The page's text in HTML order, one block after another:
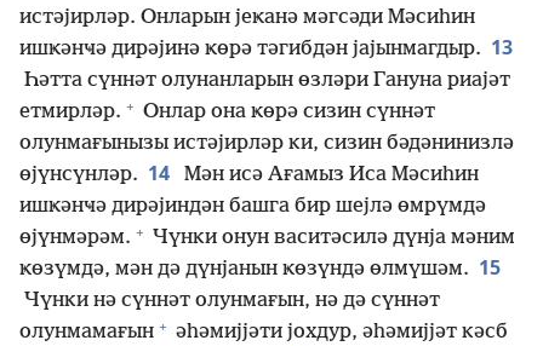
истәјирләр. Онларын јеҝанә мәгсәди Мәсиһин
ишҝәнҹә дирәјинә ҝөрә тәгибдән јајынмагдыр. 13
Һәтта сүннәт олунанларын өзләри Гануна риајәт
етмирләр. + Онлар она ҝөрә сизин сүннәт
олунмағынызы истәјирләр ки, сизин бәдәнинизлә
өјүнсүнләр. 14
Мән исә Ағамыз Иса Мәсиһин
ишҝәнҹә дирәјиндән башга бир шејлә өмрүмдә
өјүнмәрәм. + Чүнки онун васитәсилә дүнја мәним
ҝөзүмдә, мән дә дүнјанын ҝөзүндә өлмүшәм. 15
Чүнки нә сүннәт олунмағын, нә дә сүннәт
олунмамағын + әһәмијјәти јохдур, әһәмијјәт кәсб